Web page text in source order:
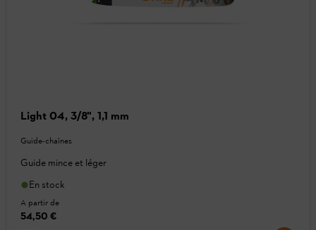
Light 04, 3/8", 1,1 mm
Guide-chaînes
Guide mince et léger
En stock
A partir de
54,50 €